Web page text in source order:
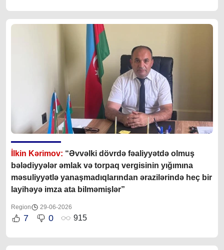
İlkin Kərimov: “Əvvəlki dövrdə fəaliyyətdə olmuş
bələdiyyələr əmlak və torpaq vergisinin yığımına
məsuliyyətlə yanaşmadıqlarından ərazilərində heç bir
layihəyə imza ata bilməmişlər”
Region 29-06-2026
7 0 915